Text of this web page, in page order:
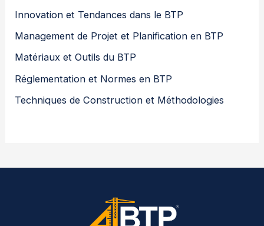
Innovation et Tendances dans le BTP
Management de Projet et Planification en BTP
Matériaux et Outils du BTP
Réglementation et Normes en BTP
Techniques de Construction et Méthodologies